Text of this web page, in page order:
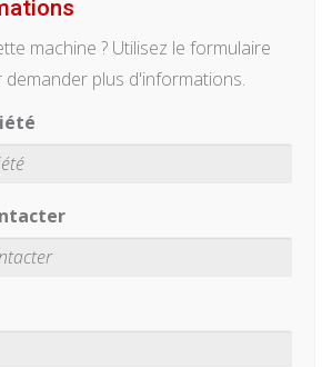
machine ? Utilisez le formulaire
plus d'informations.